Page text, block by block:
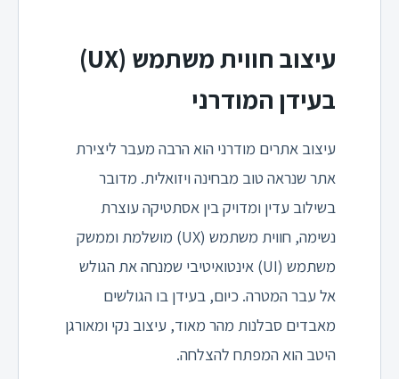
עיצוב חווית משתמש (UX)
בעידן המודרני
עיצוב אתרים מודרני הוא הרבה מעבר ליצירת
אתר שנראה טוב מבחינה ויזואלית. מדובר
בשילוב עדין ומדויק בין אסתטיקה עוצרת
נשימה, חווית משתמש (UX) מושלמת וממשק
משתמש (UI) אינטואיטיבי שמנחה את הגולש
אל עבר המטרה. כיום, בעידן בו הגולשים
מאבדים סבלנות מהר מאוד, עיצוב נקי ומאורגן
היטב הוא המפתח להצלחה.